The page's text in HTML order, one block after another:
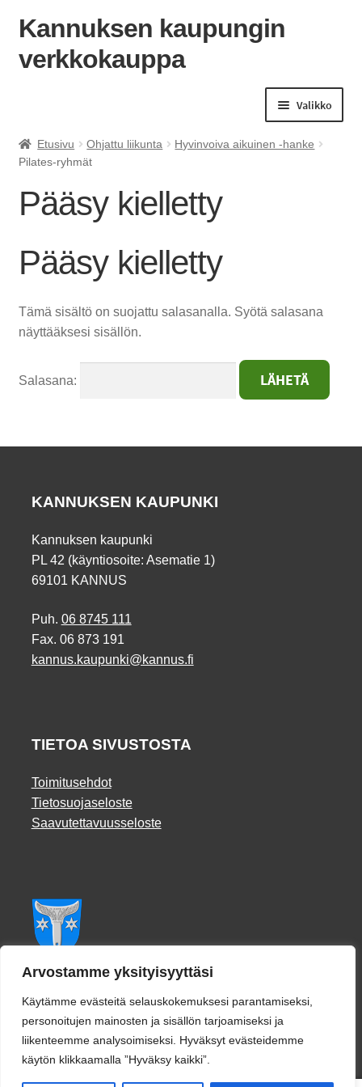
Arvostamme yksityisyyttäsi
Käytämme evästeitä selauskokemuksesi parantamiseksi,
personoitujen mainosten ja sisällön tarjoamiseksi ja
liikenteemme analysoimiseksi. Hyväksyt evästeidemme
käytön klikkaamalla ”Hyväksy kaikki”.
Siirry
Siirry
Kannuksen kaupungin
verkkokauppa
Valikko
Etusivu Ohjattu liikunta
Hyvinvoiva aikuinen -hanke
Pilates-ryhmät
Pääsy kielletty
Pääsy kielletty
Tämä sisältö on suojattu salasanalla. Syötä salasana
näyttääksesi sisällön.
Salasana:
KANNUKSEN KAUPUNKI
Kannuksen kaupunki
PL 42 (käyntiosoite: Asematie 1)
69101 KANNUS
Puh. 06 8745 111
Fax. 06 873 191
kannus.kaupunki@kannus.fi
TIETOA SIVUSTOSTA
Toimitusehdot
Tietosuojaseloste
Saavutettavuusseloste
Facebook